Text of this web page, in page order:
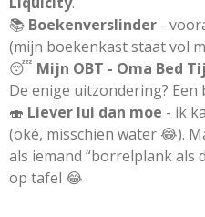
📚 Boekenverslinder -
(mijn boekenkast staat vol
😴 Mijn OBT - Oma Bed
De enige uitzondering?
🍣 Liever lui dan moe - ik
(oké, misschien water 😂).
als iemand “borrelplank als
op tafel 😂